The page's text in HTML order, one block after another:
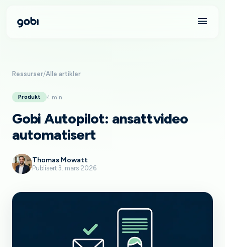
Ressurser/Alle artikler
Produkt 4 min
Gobi Autopilot: ansattvideo
automatisert
Thomas Mowatt
Publisert 3. mars 2026